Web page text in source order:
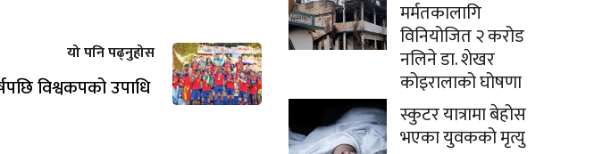
यो पनि पढ्नुहोस
विश्वकपको उपाधि
मर्मतकालागि
विनियोजित २ करोड
नलिने डा. शेखर
कोइरालाको घोषणा
स्कुटर यात्रामा बेहोस
भएका युवकको मृत्यु